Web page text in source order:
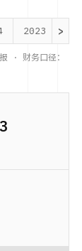
2023 >
· 财务口径：